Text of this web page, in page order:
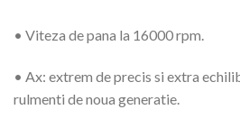
• Viteza de pana la 16000 rpm.
• Ax: extrem de precis si extra
rulmenti de noua generatie.